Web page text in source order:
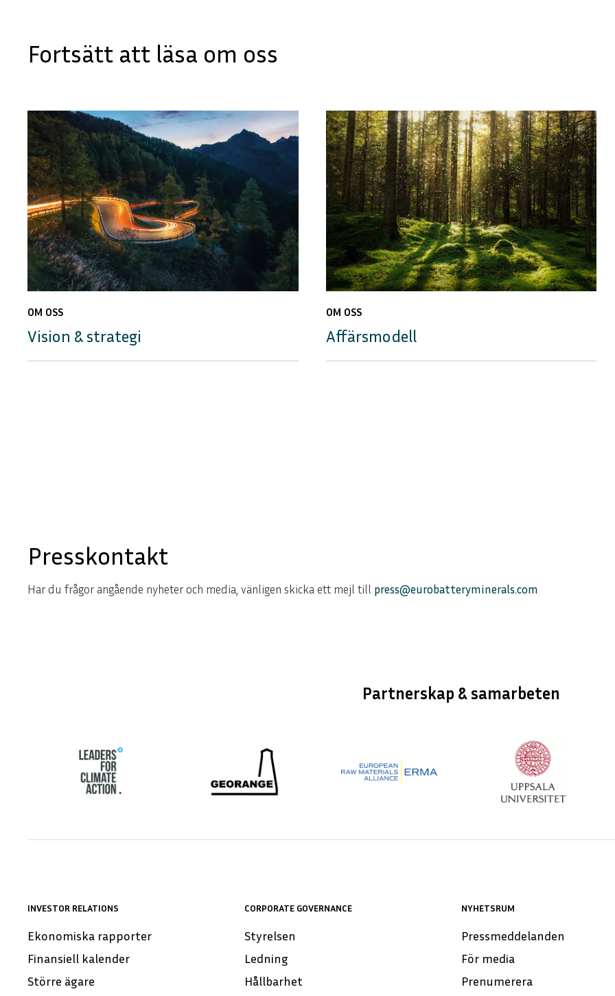
Fortsätt att läsa om oss
OM OSS
Vision & strategi
OM OSS
Affärsmodell
Presskontakt
Har du frågor angående nyheter och media, vänligen skicka ett mejl till press@eurobatteryminerals.com
Partnerskap & samarbeten
INVESTOR RELATIONS
Ekonomiska rapporter
Finansiell kalender
Större ägare
CORPORATE GOVERNANCE
Styrelsen
Ledning
Hållbarhet
NYHETSRUM
Pressmeddelanden
För media
Prenumerera